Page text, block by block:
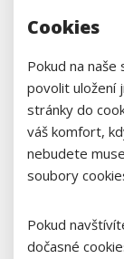
Cookies
Pokud na
povolit uložení
stránky do
váš komfort,
nebudete
soubory
Pokud
dočasné